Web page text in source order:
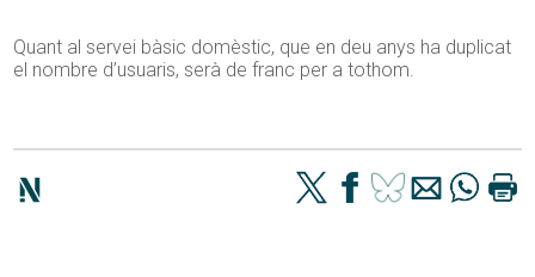
Quant al servei bàsic domèstic, que en deu anys ha duplicat
el nombre d’usuaris, serà de franc per a tothom.